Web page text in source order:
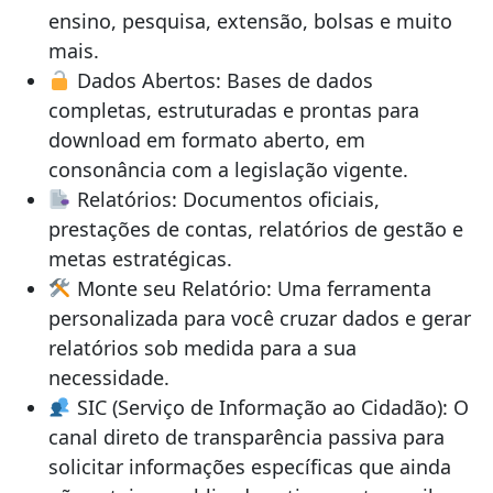
ensino, pesquisa, extensão, bolsas e muito
mais.
Dados Abertos: Bases de dados
completas, estruturadas e prontas para
download em formato aberto, em
consonância com a legislação vigente.
Relatórios: Documentos oficiais,
prestações de contas, relatórios de gestão e
metas estratégicas.
Monte seu Relatório: Uma ferramenta
personalizada para você cruzar dados e gerar
relatórios sob medida para a sua
necessidade.
SIC (Serviço de Informação ao Cidadão): O
canal direto de transparência passiva para
solicitar informações específicas que ainda